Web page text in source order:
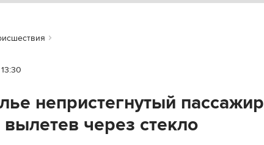
непристегнутый пассажир
через стекло